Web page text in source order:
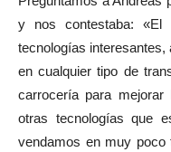
y nos contestaba: «El
tecnologías interesantes,
en cualquier tipo de
carrocería para mejorar
otras tecnologías que
vendamos en muy